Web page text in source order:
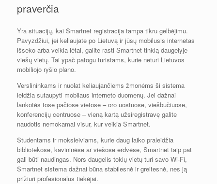
praverčia
Yra situacijų, kai Smartnet registracija tampa tikru gelbėjimu.
Pavyzdžiui, jei keliaujate po Lietuvą ir jūsų mobilusis internetas
išseko arba veikia lėtai, galite rasti Smartnet tinklą daugelyje
viešų vietų. Tai ypač patogu turistams, kurie neturi Lietuvos
mobiliojo ryšio plano.
Verslininkams ir nuolat keliaujančiems žmonėms ši sistema
leidžia sutaupyti mobilaus interneto duomenų. Jei dažnai
lankotės tose pačiose vietose – oro uostuose, viešbučiuose,
konferencijų centruose – vieną kartą užsiregistravę galite
naudotis nemokamai visur, kur veikia Smartnet.
Studentams ir moksleiviams, kurie daug laiko praleidžia
bibliotekose, kavininėse ar viešose erdvėse, Smartnet taip pat
gali būti naudingas. Nors daugelis tokių vietų turi savo Wi-Fi,
Smartnet sistema dažnai būna stabilesnė ir greitesnė, nes ją
prižiūri profesionalūs tiekėjai.